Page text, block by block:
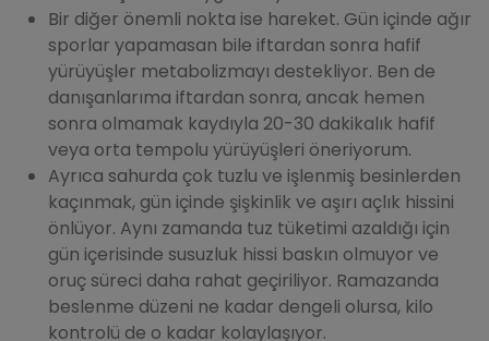
Bir diğer önemli nokta ise hareket. Gün içinde ağır
sporlar yapamasan bile iftardan sonra hafif
yürüyüşler metabolizmayı destekliyor. Ben de
danışanlarıma iftardan sonra, ancak hemen
sonra olmamak kaydıyla 20-30 dakikalık hafif
veya orta tempolu yürüyüşleri öneriyorum.
Ayrıca sahurda çok tuzlu ve işlenmiş besinlerden
kaçınmak, gün içinde şişkinlik ve aşırı açlık hissini
önlüyor. Aynı zamanda tuz tüketimi azaldığı için
gün içerisinde susuzluk hissi baskın olmuyor ve
oruç süreci daha rahat geçiriliyor. Ramazanda
beslenme düzeni ne kadar dengeli olursa, kilo
kontrolü de o kadar kolaylaşıyor.